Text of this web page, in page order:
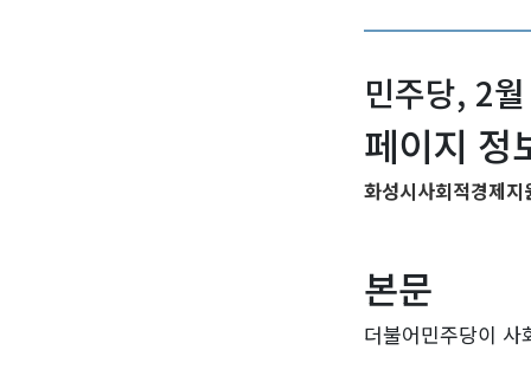
민주당, 2
페이지 정
화성시사회적경제지
본문
더불어민주당이